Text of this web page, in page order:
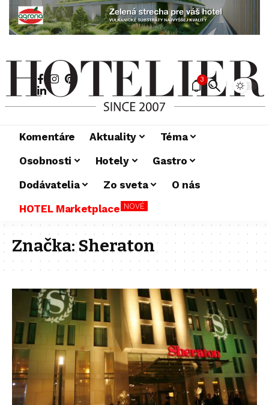
3
Komentáre Aktuality
Téma
Osobnosti
Hotely
Gastro
Dodávatelia
Zo sveta
O nás
HOTEL Marketplace NOVÉ
Značka:Sheraton